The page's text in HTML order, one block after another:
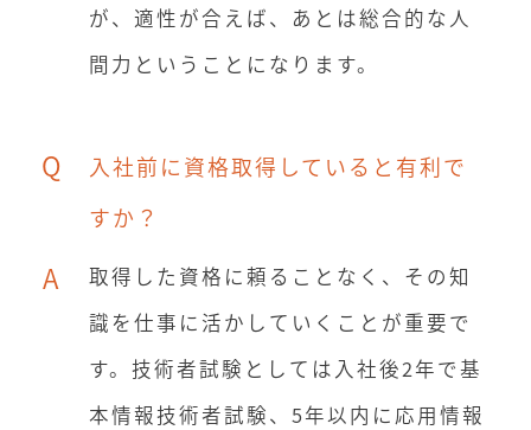
が、適性が合えば、あとは総合的な人
間力ということになります。
Q
入社前に資格取得していると有利で
すか？
A
取得した資格に頼ることなく、その知
識を仕事に活かしていくことが重要で
す。技術者試験としては入社後2年で基
本情報技術者試験、5年以内に応用情報